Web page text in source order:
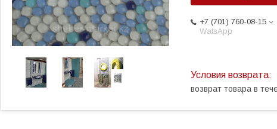
+7 (701) 760-08-15
WatsApp
возврат товара в